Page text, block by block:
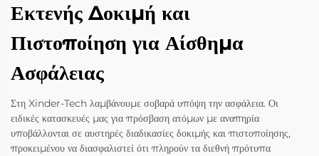
Εκτενής Δοκιμή και
Πιστοποίηση για Αίσθημα
Ασφάλειας
Στη Xinder-Tech λαμβάνουμε σοβαρά υπόψη την ασφάλεια. Οι
ειδικές κατασκευές μας για πρόσβαση ατόμων με αναπηρία
υποβάλλονται σε αυστηρές διαδικασίες δοκιμής και πιστοποίησης,
προκειμένου να διασφαλιστεί ότι πληρούν τα διεθνή πρότυπα